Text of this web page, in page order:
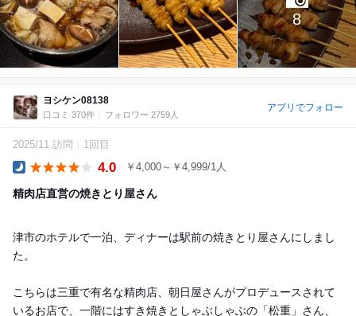
8
ヨシケン08138
口コミ 370件 フォロワー 2759人
アプリでフォロー
2025/11 訪問 1回目
4.0 ￥4,000～￥4,999/1人
精肉店直営の焼きとり屋さん
津市のホテルで一泊、ディナーは駅前の焼きとり屋さんにしまし
た。
こちらは三重で有名な精肉店、朝日屋さんがプロデュースされて
いるお店で、一階にはすき焼きとしゃぶしゃぶの「松重」さん、